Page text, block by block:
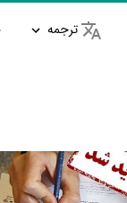
ترجمه